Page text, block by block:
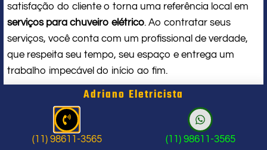
satisfação do cliente o torna uma referência local em
serviços para chuveiro elétrico. Ao contratar seus
serviços, você conta com um profissional de verdade,
que respeita seu tempo, seu espaço e entrega um
trabalho impecável do início ao fim.
Problema com chuveiro: sinais que
indicam a hora de chamar um
profissional
Adriano Eletricista
(11) 98611-3565 (11) 98611-3565